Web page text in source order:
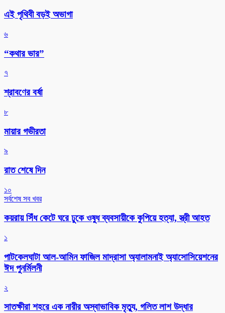
এই পৃথিবী বড়ই অভাগা
৬
“কথার ভার”
৭
শ্রাবণের বর্ষা
৮
মায়ার গভীরতা
৯
রাত শেষে দিন
১০
সর্বশেষ সব খবর
কয়রায় সিঁধ কেটে ঘরে ঢুকে ওষুধ ব্যবসায়ীকে কুপিয়ে হত্যা, স্ত্রী আহত
১
পাটকেলঘাটা আল-আমিন ফাজিল মাদ্রাসা অ্যালামনাই অ্যাসোসিয়েশনের
ঈদ পুনর্মিলনী
২
সাতক্ষীরা শহরে এক নারীর অস্বাভাবিক মৃত্যু, গলিত লাশ উদ্ধার